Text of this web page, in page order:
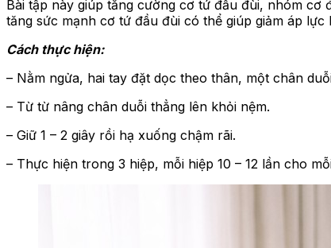
Bài tập này giúp tăng cường cơ tứ đầu đùi, nhóm
tăng sức mạnh cơ tứ đầu đùi có thể giúp giảm áp
Cách thực hiện:
– Nằm ngửa, hai tay đặt dọc theo thân, một chân
– Từ từ nâng chân duỗi thẳng lên khỏi nệm.
– Giữ 1 – 2 giây rồi hạ xuống chậm rãi.
– Thực hiện trong 3 hiệp, mỗi hiệp 10 – 12 lần cho